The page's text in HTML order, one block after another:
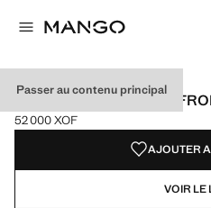
Passer au contenu principal
ROBE ÉVASÉE CORPS
Prix actuel [52 000 XOF ]
52 000 XOF
Choisissez une couleur
Couleur Noir sélectionnée
Couleur Rouge
AJOUTER
VOIR LE